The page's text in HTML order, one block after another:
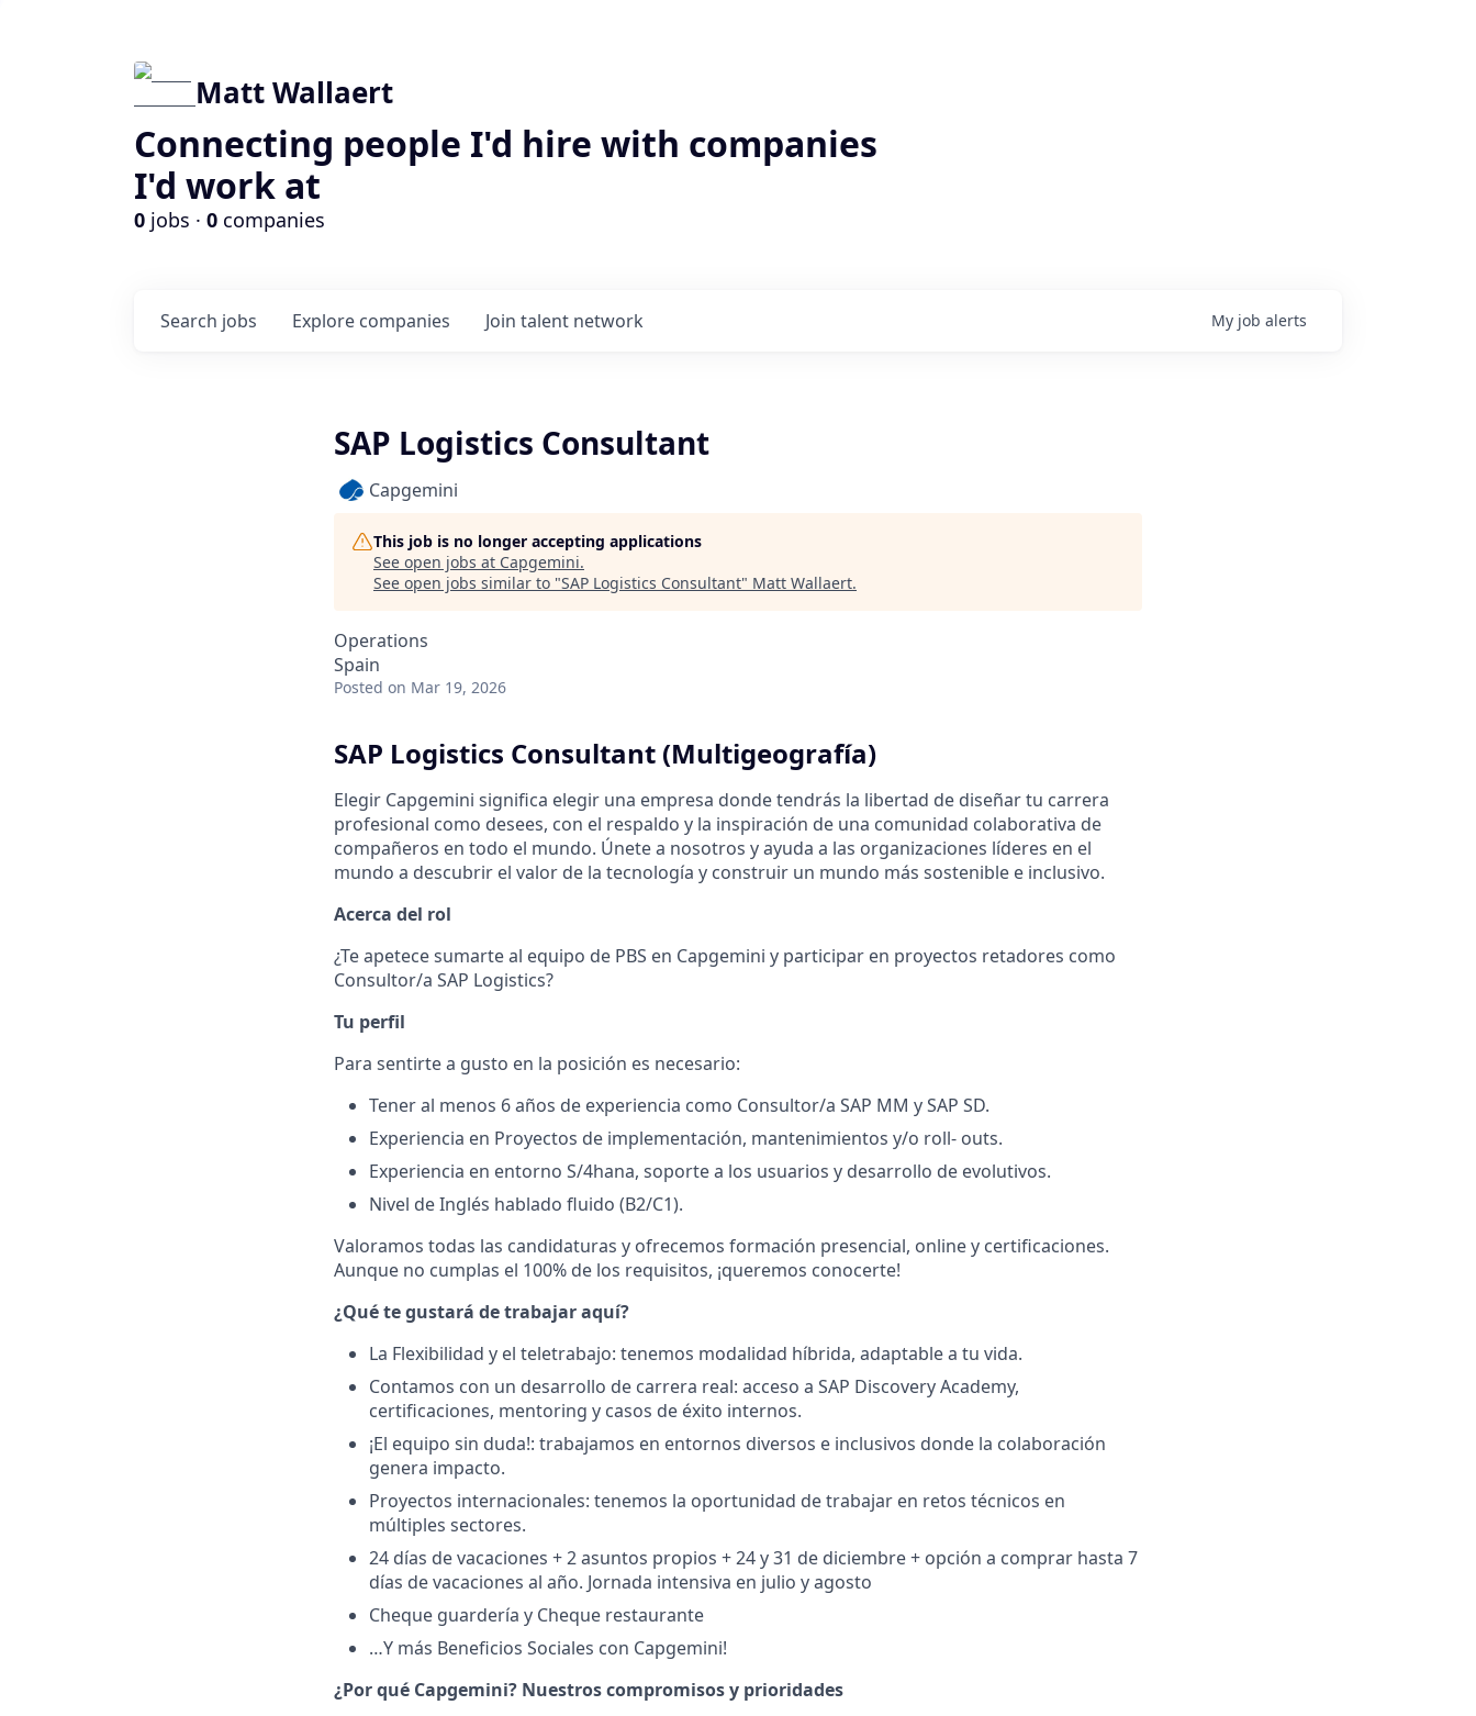
Matt Wallaert
Connecting people I'd hire with companies
I'd work at
0 jobs · 0 companies
Search jobs Explore companies Join talent network My job alerts
SAP Logistics Consultant
Capgemini
This job is no longer accepting applications
See open jobs at Capgemini.
See open jobs similar to "SAP Logistics Consultant" Matt Wallaert.
Operations
Spain
Posted on Mar 19, 2026
SAP Logistics Consultant (Multigeografía)
Elegir Capgemini significa elegir una empresa donde tendrás la libertad de diseñar tu carrera
profesional como desees, con el respaldo y la inspiración de una comunidad colaborativa de
compañeros en todo el mundo. Únete a nosotros y ayuda a las organizaciones líderes en el
mundo a descubrir el valor de la tecnología y construir un mundo más sostenible e inclusivo.
Acerca del rol
¿Te apetece sumarte al equipo de PBS en Capgemini y participar en proyectos retadores como
Consultor/a SAP Logistics?
Tu perfil
Para sentirte a gusto en la posición es necesario:
Tener al menos 6 años de experiencia como Consultor/a SAP MM y SAP SD.
Experiencia en Proyectos de implementación, mantenimientos y/o roll- outs.
Experiencia en entorno S/4hana, soporte a los usuarios y desarrollo de evolutivos.
Nivel de Inglés hablado fluido (B2/C1).
Valoramos todas las candidaturas y ofrecemos formación presencial, online y certificaciones.
Aunque no cumplas el 100% de los requisitos, ¡queremos conocerte!
¿Qué te gustará de trabajar aquí?
La Flexibilidad y el teletrabajo: tenemos modalidad híbrida, adaptable a tu vida.
Contamos con un desarrollo de carrera real: acceso a SAP Discovery Academy,
certificaciones, mentoring y casos de éxito internos.
¡El equipo sin duda!: trabajamos en entornos diversos e inclusivos donde la colaboración
genera impacto.
Proyectos internacionales: tenemos la oportunidad de trabajar en retos técnicos en
múltiples sectores.
24 días de vacaciones + 2 asuntos propios + 24 y 31 de diciembre + opción a comprar hasta 7
días de vacaciones al año. Jornada intensiva en julio y agosto
Cheque guardería y Cheque restaurante
…Y más Beneficios Sociales con Capgemini!
¿Por qué Capgemini? Nuestros compromisos y prioridades